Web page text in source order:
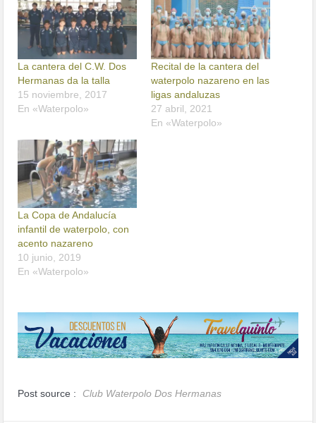
La cantera del C.W. Dos
Hermanas da la talla
15 noviembre, 2017
En «Waterpolo»
Recital de la cantera del
waterpolo nazareno en las
ligas andaluzas
27 abril, 2021
En «Waterpolo»
La Copa de Andalucía
infantil de waterpolo, con
acento nazareno
10 junio, 2019
En «Waterpolo»
Post source : Club Waterpolo Dos Hermanas